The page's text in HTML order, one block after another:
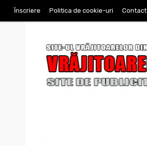
Înscriere Politica de cookie-uri Contact